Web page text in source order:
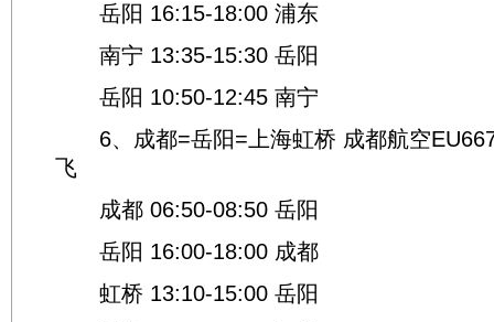
岳阳 16:15-18:00 浦东
南宁 13:35-15:30 岳阳
岳阳 10:50-12:45 南宁
6、成都=岳阳=上海虹桥 成都航空
飞
成都 06:50-08:50 岳阳
岳阳 16:00-18:00 成都
虹桥 13:10-15:00 岳阳